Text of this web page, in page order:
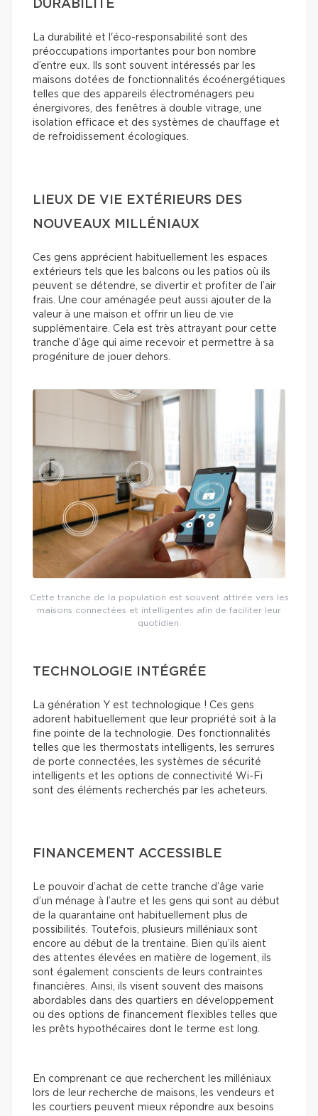
DURABILITÉ
La durabilité et l'éco-responsabilité sont des
préoccupations importantes pour bon nombre
d’entre eux. Ils sont souvent intéressés par les
maisons dotées de fonctionnalités écoénergétiques
telles que des appareils électroménagers peu
énergivores, des fenêtres à double vitrage, une
isolation efficace et des systèmes de chauffage et
de refroidissement écologiques.
LIEUX DE VIE EXTÉRIEURS DES
NOUVEAUX MILLÉNIAUX
Ces gens apprécient habituellement les espaces
extérieurs tels que les balcons ou les patios où ils
peuvent se détendre, se divertir et profiter de l’air
frais. Une cour aménagée peut aussi ajouter de la
valeur à une maison et offrir un lieu de vie
supplémentaire. Cela est très attrayant pour cette
tranche d’âge qui aime recevoir et permettre à sa
progéniture de jouer dehors.
Cette tranche de la population est souvent attirée vers les
maisons connectées et intelligentes afin de faciliter leur
quotidien.
TECHNOLOGIE INTÉGRÉE
La génération Y est technologique ! Ces gens
adorent habituellement que leur propriété soit à la
fine pointe de la technologie. Des fonctionnalités
telles que les thermostats intelligents, les serrures
de porte connectées, les systèmes de sécurité
intelligents et les options de connectivité Wi-Fi
sont des éléments recherchés par les acheteurs.
FINANCEMENT ACCESSIBLE
Le pouvoir d’achat de cette tranche d’âge varie
d’un ménage à l’autre et les gens qui sont au début
de la quarantaine ont habituellement plus de
possibilités. Toutefois, plusieurs milléniaux sont
encore au début de la trentaine. Bien qu’ils aient
des attentes élevées en matière de logement, ils
sont également conscients de leurs contraintes
financières. Ainsi, ils visent souvent des maisons
abordables dans des quartiers en développement
ou des options de financement flexibles telles que
les prêts hypothécaires dont le terme est long.
En comprenant ce que recherchent les milléniaux
lors de leur recherche de maisons, les vendeurs et
les courtiers peuvent mieux répondre aux besoins